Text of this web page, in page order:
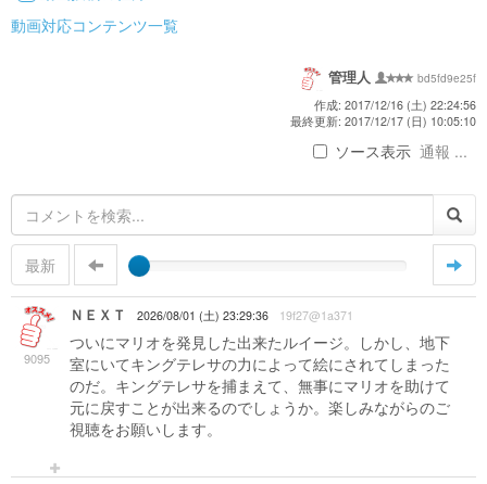
動画対応コンテンツ一覧
管理人
bd5fd9e25f
作成: 2017/12/16 (土) 22:24:56
最終更新: 2017/12/17 (日) 10:05:10
ソース表示 通報 ...
最新
9095
ＮＥＸＴ 2026/08/01 (土) 23:29:36 19f27@1a371
ついにマリオを発見した出来たルイージ。しかし、地下
室にいてキングテレサの力によって絵にされてしまった
のだ。キングテレサを捕まえて、無事にマリオを助けて
元に戻すことが出来るのでしょうか。楽しみながらのご
視聴をお願いします。